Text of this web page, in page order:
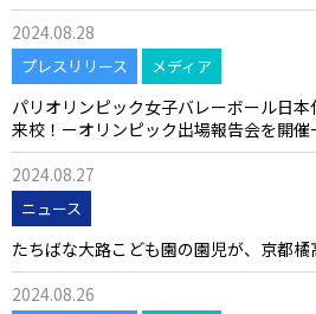
2024.08.28
プレスリリース メディア
パリオリンピック女子バレーボール日
来校！ーオリンピック出場報告会を開催
2024.08.27
ニュース
たちばな大路こども園の園児が、京都橘
2024.08.26